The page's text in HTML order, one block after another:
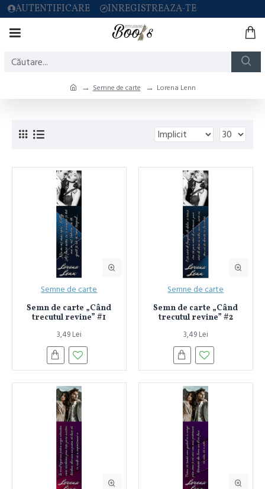
AUTENTIFICARE INREGISTREAZA-TE
Semne de carte Lorena Lenn
Semne de carte
Semn de carte „Când
trecutul revine” #1
3,49 Lei
Semne de carte
Semn de carte „Când
trecutul revine” #2
3,49 Lei